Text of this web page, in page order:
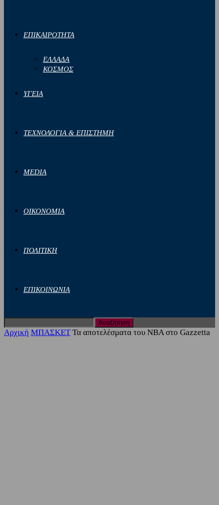
ΕΠΙΚΑΙΡΟΤΗΤΑ
ΕΛΛΑΔΑ
ΚΟΣΜΟΣ
ΥΓΕΙΑ
ΤΕΧΝΟΛΟΓΙΑ & ΕΠΙΣΤΗΜΗ
MEDIA
ΟΙΚΟΝΟΜΙΑ
ΠΟΛΙΤΙΚΗ
ΕΠΙΚΟΙΝΩΝΙΑ
Αρχική ΜΠΑΣΚΕΤ Τα αποτελέσματα του NBA στο Gazzetta